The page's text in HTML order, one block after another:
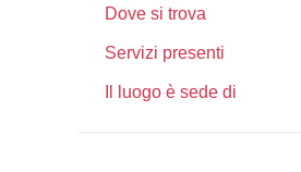
Dove si trova
Servizi presenti
Il luogo è sede di